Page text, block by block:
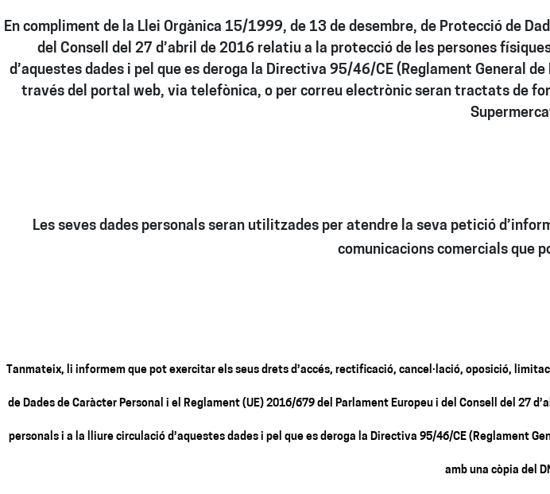
En compliment de la Llei Orgànica 15/1999, de 13 de desembre, de Protecció de
del Consell del 27 d’abril de 2016 relatiu a la protecció de les persones
d’aquestes dades i pel que es deroga la Directiva 95/46/CE (Reglament General
través del portal web, via telefònica, o per correu electrònic seran tractats de
Les seves dades personals seran utilitzades per atendre la seva petició
comunicacions comercials que
Tanmateix, li informem que pot exercitar els seus drets d’accés, rectificació, cancel·lació, oposició,
de Dades de Caràcter Personal i el Reglament (UE) 2016/679 del Parlament Europeu i del Consell del
personals i a la lliure circulació d’aquestes dades i pel que es deroga la Directiva 95/46/CE
amb una còpia del